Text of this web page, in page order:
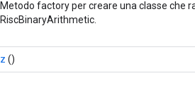
Metodo factory per creare una classe che
RiscBinaryArithmetic.
z ()